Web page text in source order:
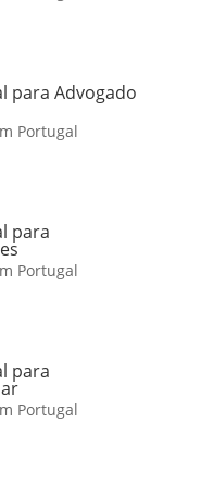
para Advogado
Portugal
para
Portugal
para
Portugal